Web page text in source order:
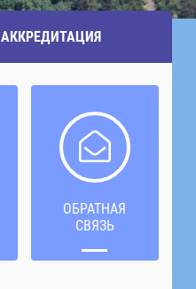
АККРЕДИТАЦИЯ
ОБРАТНАЯ
СВЯЗЬ